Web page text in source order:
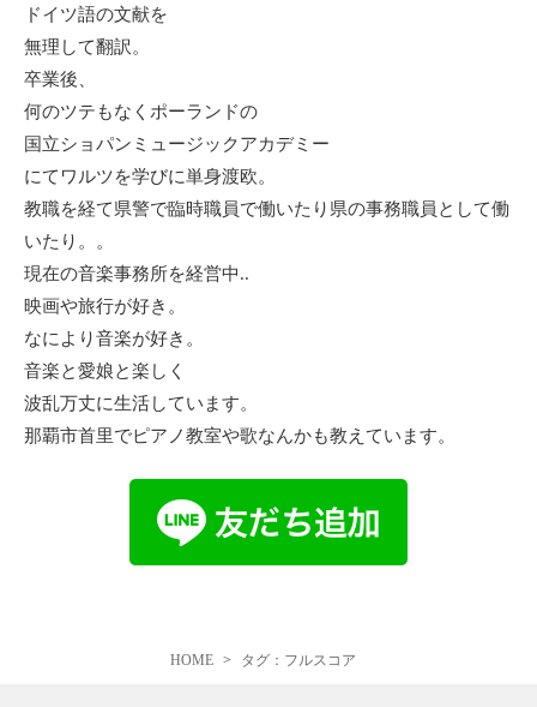
ドイツ語の文献を
無理して翻訳。
卒業後、
何のツテもなくポーランドの
国立ショパンミュージックアカデミー
にてワルツを学びに単身渡欧。
教職を経て県警で臨時職員で働いたり県の事務職員として働
いたり。。
現在の音楽事務所を経営中..
映画や旅行が好き。
なにより音楽が好き。
音楽と愛娘と楽しく
波乱万丈に生活しています。
那覇市首里でピアノ教室や歌なんかも教えています。
HOME タグ：フルスコア